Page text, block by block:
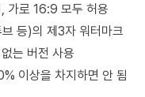
가로 16:9 모두 허용
등)의 제3자 워터마크
는 버전 사용
이상을 차지하면 안 됨